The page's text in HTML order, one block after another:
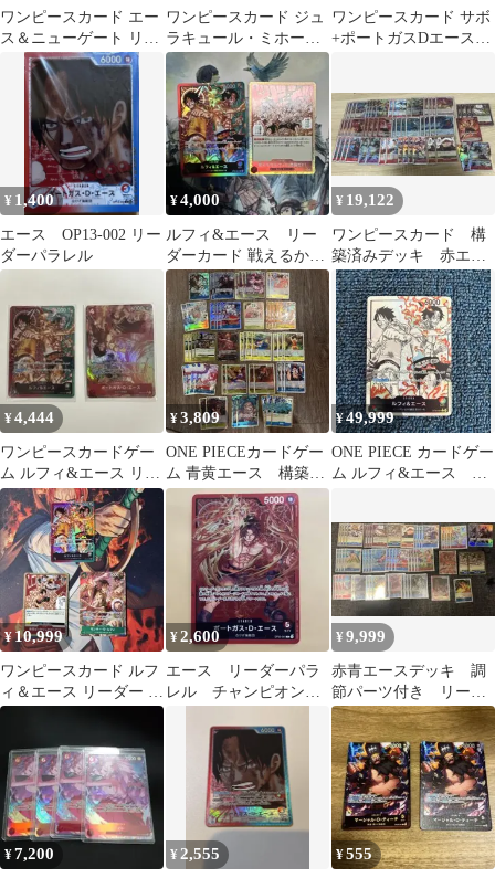
ワンピースカード エー
ス＆ニューゲート リー
ダーパラレル ST22-001
ワンピースカード ジュ
ラキュール・ミホーク
他 3枚セット
ワンピースカード サボ
+ポートガスDエース
¥ 1,400
エース OP13-002 リー
ダーパラレル
¥4,000
ルフィ&エース リー
ダーカード 戦えるかル
フィ‼︎勿論だ‼︎!パラレル
¥ 19,122
ワンピースカード 構
築済みデッキ 赤エー
ス リーダーパラレ
ル エース
¥4,444
ワンピースカードゲー
ム ルフィ&エース リー
ダー ポートガス・
D・エースSR⭐︎
¥3,809
ONE PIECEカードゲー
ム 青黄エース 構築済
みデッキ
¥49,999
ONE PIECE カードゲー
ム ルフィ&エース リ
¥10,999
ワンピースカード ルフ
ィ＆エース リーダー パ
ラレル他 3枚セット
¥2,600
エース リーダーパラ
レル チャンピオンシ
¥9,999
赤青エースデッキ 調
節パーツ付き リーパ
ラ
¥7,200 ¥ 2,555 ¥555